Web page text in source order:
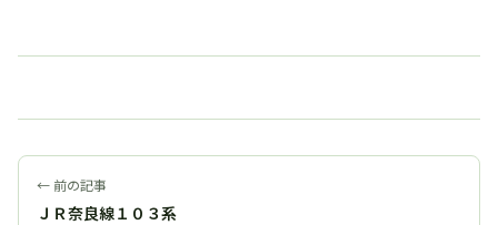
← 前の記事
ＪＲ奈良線１０３系